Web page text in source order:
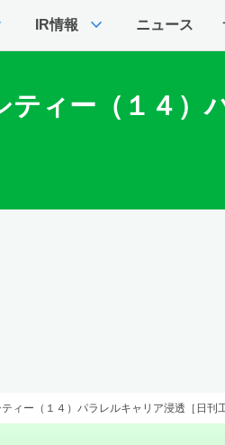
IR情報 expand_more ニュース
ティー（１４
ィー（１４）パラレルキャリア浸透［日刊